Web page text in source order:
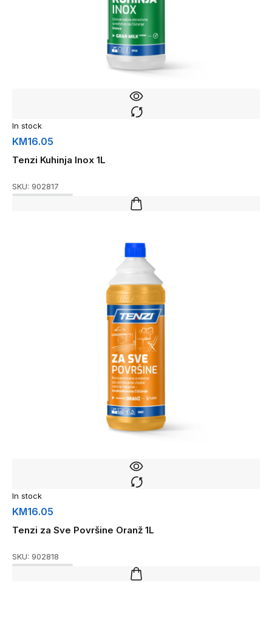
In stock
KM16.05
Tenzi Kuhinja Inox 1L
SKU: 902817
In stock
KM16.05
Tenzi za Sve Površine Oranž 1L
SKU: 902818